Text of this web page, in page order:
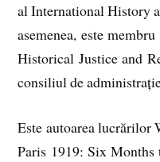
al International History
asemenea, este
Historical Justice and
consiliul de
Este autoarea lucrărilor
Paris 1919: Six Months